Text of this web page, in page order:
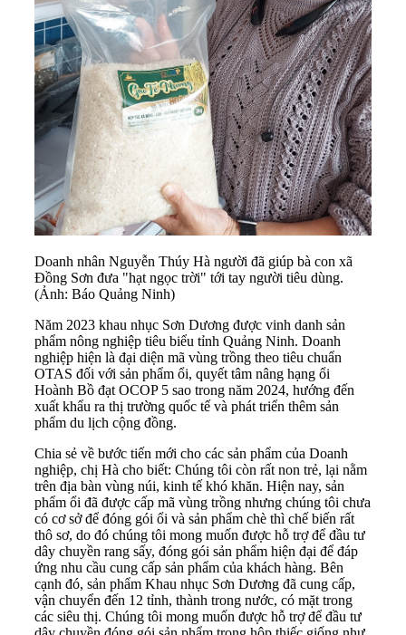
Doanh nhân Nguyễn Thúy Hà người đã giúp bà con xã
Đồng Sơn đưa "hạt ngọc trời" tới tay người tiêu dùng.
(Ảnh: Báo Quảng Ninh)
Năm 2023 khau nhục Sơn Dương được vinh danh sản
phẩm nông nghiệp tiêu biểu tỉnh Quảng Ninh. Doanh
nghiệp hiện là đại diện mã vùng trồng theo tiêu chuẩn
OTAS đối với sản phẩm ổi, quyết tâm nâng hạng ổi
Hoành Bồ đạt OCOP 5 sao trong năm 2024, hướng đến
xuất khẩu ra thị trường quốc tế và phát triển thêm sản
phẩm du lịch cộng đồng.
Chia sẻ về bước tiến mới cho các sản phẩm của Doanh
nghiệp, chị Hà cho biết: Chúng tôi còn rất non trẻ, lại nằm
trên địa bàn vùng núi, kinh tế khó khăn. Hiện nay, sản
phẩm ổi đã được cấp mã vùng trồng nhưng chúng tôi chưa
có cơ sở để đóng gói ổi và sản phẩm chè thì chế biến rất
thô sơ, do đó chúng tôi mong muốn được hỗ trợ để đầu tư
dây chuyền rang sấy, đóng gói sản phẩm hiện đại để đáp
ứng nhu cầu cung cấp sản phẩm của khách hàng. Bên
cạnh đó, sản phẩm Khau nhục Sơn Dương đã cung cấp,
vận chuyển đến 12 tỉnh, thành trong nước, có mặt trong
các siêu thị. Chúng tôi mong muốn được hỗ trợ để đầu tư